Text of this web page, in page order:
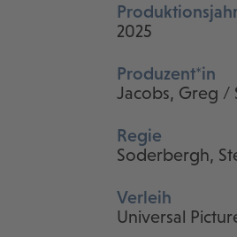
2025
Produzent*in
Jacobs, Greg /
Regie
Soderbergh,
Verleih
Universal